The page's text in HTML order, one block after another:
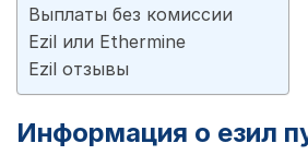
Выплаты без комиссии
Ezil или Ethermine
Ezil отзывы
Информация о езил